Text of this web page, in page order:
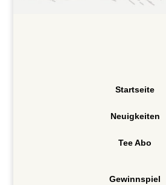
Startseite
Neuigkeiten
Tee Abo
Gewinnspiel